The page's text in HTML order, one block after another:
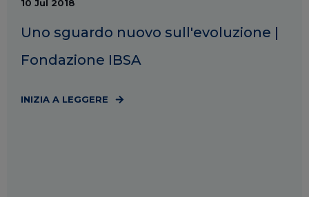
10 Jul 2018
Uno sguardo nuovo sull'evoluzione |
Fondazione IBSA
INIZIA A LEGGERE